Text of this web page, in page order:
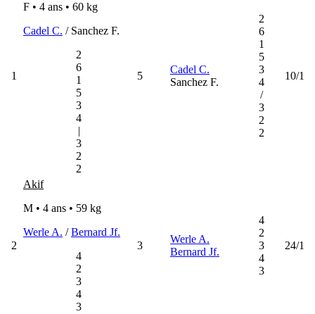
1
F • 4 ans • 60 kg
Cadel C. / Sanchez F.
2
6
1
5
3
4
|
3
2
2
5
Cadel C.
Sanchez F.
2
6
1
5
3
4
/
3
2
2
10/1
2
Akif
M • 4 ans • 59 kg
Werle A. /Bernard Jf.
4
2
3
4
3
3
Werle A.
Bernard Jf.
4
2
3
4
3
24/1